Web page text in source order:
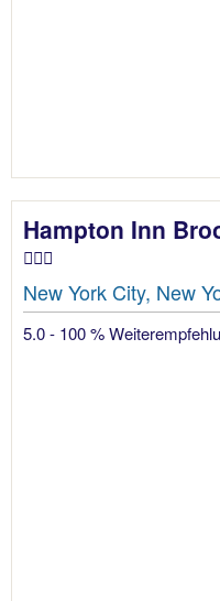
Hampton Inn
New York City, New
5.0 - 100 %